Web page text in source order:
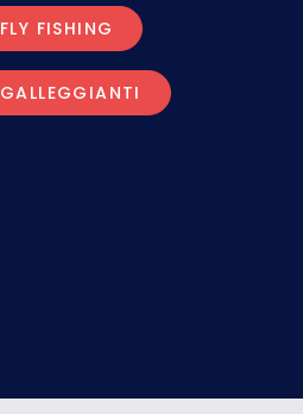
FLY FISHING
GALLEGGIANTI